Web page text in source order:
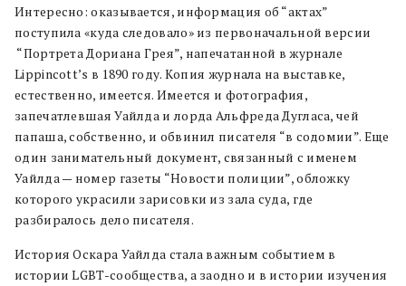
Интересно: оказывается, информация об “актах”
поступила «куда следовало» из первоначальной версии
“Портрета Дориана Грея”, напечатанной в журнале
Lippincott’s в 1890 году. Копия журнала на выставке,
естественно, имеется. Имеется и фотография,
запечатлевшая Уайлда и лорда Альфреда Дугласа, чей
папаша, собственно, и обвинил писателя “в содомии”. Еще
один занимательный документ, связанный с именем
Уайлда — номер газеты “Новости полиции”, обложку
которого украсили зарисовки из зала суда, где
разбиралось дело писателя.
История Оскара Уайлда стала важным событием в
истории LGBT-сообщества, а заодно и в истории изучения